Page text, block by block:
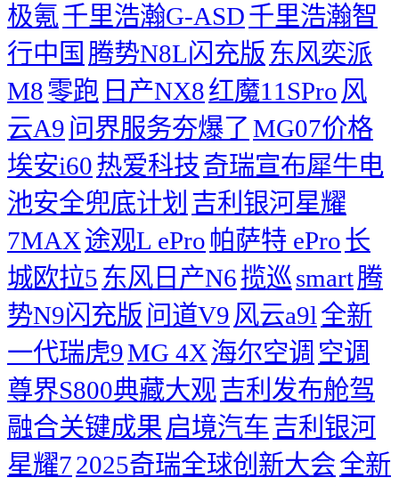
极氪千里浩瀚G-ASD千里浩瀚智
行中国 腾势N8L闪充版 东风奕派
M8零跑 日产NX8红魔11SPro 风
云A9 问界服务夯爆了 MG07价格
埃安i60热爱科技奇瑞宣布犀牛电
池安全兜底计划 吉利银河星耀
7MAX途观L ePro 帕萨特 ePro长
城欧拉5 东风日产N6揽巡smart腾
势N9闪充版 问道V9 风云a9l 全新
一代瑞虎9MG 4X海尔空调 空调
尊界S800典藏大观吉利发布舱驾
融合关键成果 启境汽车吉利银河
星耀72025奇瑞全球创新大会​全新